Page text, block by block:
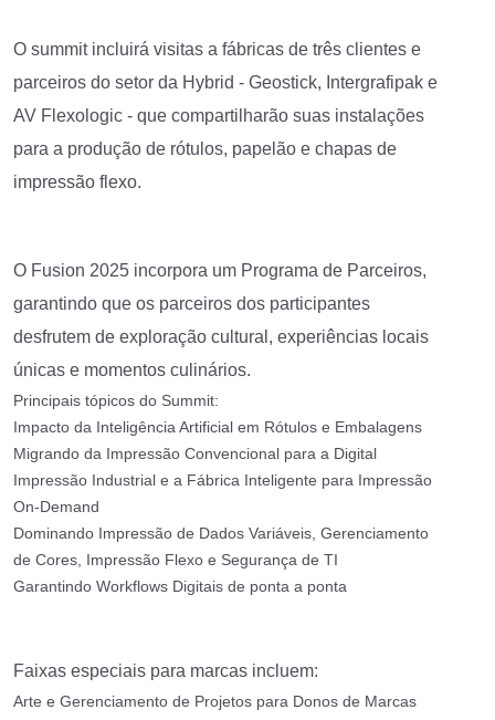
O summit incluirá visitas a fábricas de três clientes e
parceiros do setor da Hybrid - Geostick, Intergrafipak e
AV Flexologic - que compartilharão suas instalações
para a produção de rótulos, papelão e chapas de
impressão flexo.
O Fusion 2025 incorpora um Programa de Parceiros,
garantindo que os parceiros dos participantes
desfrutem de exploração cultural, experiências locais
únicas e momentos culinários.
Principais tópicos do Summit:
Impacto da Inteligência Artificial em Rótulos e Embalagens
Migrando da Impressão Convencional para a Digital
Impressão Industrial e a Fábrica Inteligente para Impressão
On-Demand
Dominando Impressão de Dados Variáveis, Gerenciamento
de Cores, Impressão Flexo e Segurança de TI
Garantindo Workflows Digitais de ponta a ponta
Faixas especiais para marcas incluem:
Arte e Gerenciamento de Projetos para Donos de Marcas